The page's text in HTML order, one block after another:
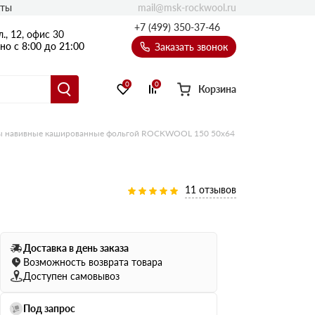
12, офис 30
с 8:00 до 21:00
+7 (499) 350-37-46
Заказать звонок
Ультратонкий
75 мм
100 мм
Балкон
Эсктра
Оптима
0 0 Корзина
mail@msk-rockwool.ru
кашированные фольгой ROCKWOOL 150 50х64
11 отзывов
Доставка в день заказа
Возможность возврата товара
Доступен самовывоз
Под запрос